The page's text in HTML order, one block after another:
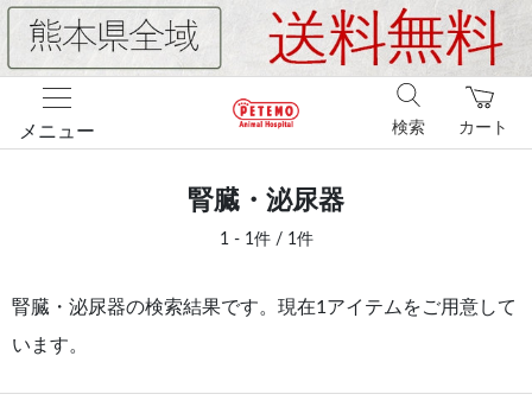
メニュー カート
検索
腎臓・泌尿器
1 - 1件 / 1件
腎臓・泌尿器の検索結果です。現在1アイテムをご用意して
います。